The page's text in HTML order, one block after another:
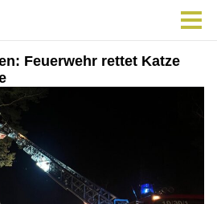
Feuerwehr rettet Katze